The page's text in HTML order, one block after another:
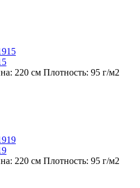
220 см Плотность: 95 г/м2
220 см Плотность: 95 г/м2